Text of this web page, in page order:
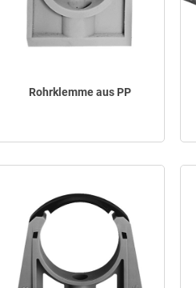
Rohrklemme aus PP